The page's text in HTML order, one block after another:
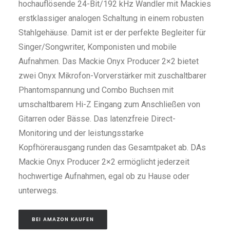
hochauflösende 24-Bit/192 kHz Wandler mit Mackies
erstklassiger analogen Schaltung in einem robusten
Stahlgehäuse. Damit ist er der perfekte Begleiter für
Singer/Songwriter, Komponisten und mobile
Aufnahmen. Das Mackie Onyx Producer 2×2 bietet
zwei Onyx Mikrofon-Vorverstärker mit zuschaltbarer
Phantomspannung und Combo Buchsen mit
umschaltbarem Hi-Z Eingang zum Anschließen von
Gitarren oder Bässe. Das latenzfreie Direct-
Monitoring und der leistungsstarke
Kopfhörerausgang runden das Gesamtpaket ab. DAs
Mackie Onyx Producer 2×2 ermöglicht jederzeit
hochwertige Aufnahmen, egal ob zu Hause oder
unterwegs.
BEI AMAZON KAUFEN